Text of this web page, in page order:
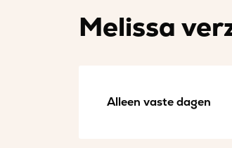
Melissa
Alleen vaste dagen